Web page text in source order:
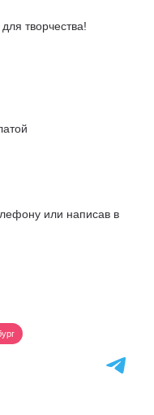
творчества!
или написав в